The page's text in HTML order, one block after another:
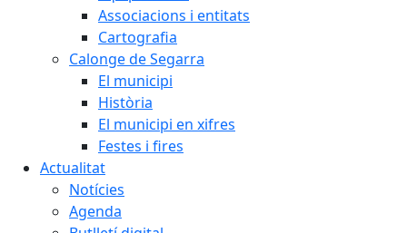
Associacions i entitats
Cartografia
Calonge de Segarra
El municipi
Història
El municipi en xifres
Festes i fires
Actualitat
Notícies
Agenda